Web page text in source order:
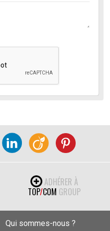
ADHÉRER À
TOP/COM GROUP
Qui sommes-nous ?